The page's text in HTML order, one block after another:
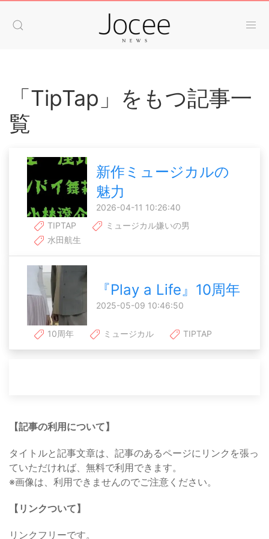
「TipTap」をもつ記事一
覧
新作ミュージカルの
魅力
2026-04-11 10:26:40
TIPTAP
ミュージカル嫌いの男
水田航生
『Play a Life』10周年
2025-05-09 10:46:50
10周年 ミュージカル TIPTAP
【記事の利用について】
タイトルと記事文章は、記事のあるページにリンクを張っ
ていただければ、無料で利用できます。
※画像は、利用できませんのでご注意ください。
【リンクついて】
リンクフリーです。